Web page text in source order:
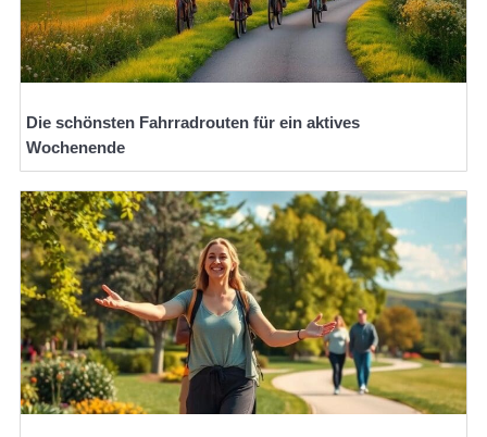
Die schönsten Fahrradrouten für ein aktives
Wochenende